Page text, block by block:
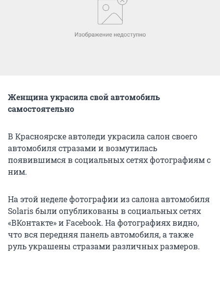
Женщина украсила свой автомобиль
самостоятельно
В Красноярске автоледи украсила салон своего
автомобиля стразами и возмутилась
появившимся в социальных сетях фотографиям с
ним.
На этой неделе фотографии из салона автомобиля
Solaris были опубликованы в социальных сетях
«ВКонтакте» и Facebook. На фотографиях видно,
что вся передняя панель автомобиля, а также
руль украшены стразами различных размеров.